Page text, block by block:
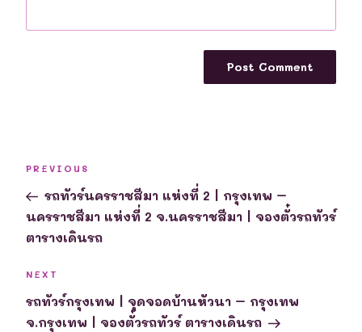
Previous
Post
PREVIOUS
รถทัวร์นครราชสีมา แห่งที่ 2 | กรุงเทพ –
นครราชสีมา แห่งที่ 2 จ.นครราชสีมา | จองตั๋วรถทัวร์
ตารางเดินรถ
Next
Post
NEXT
รถทัวร์กรุงเทพ | จุดจอดบ้านหัวนา – กรุงเทพ
จ.กรุงเทพ | จองตั๋วรถทัวร์ ตารางเดินรถ